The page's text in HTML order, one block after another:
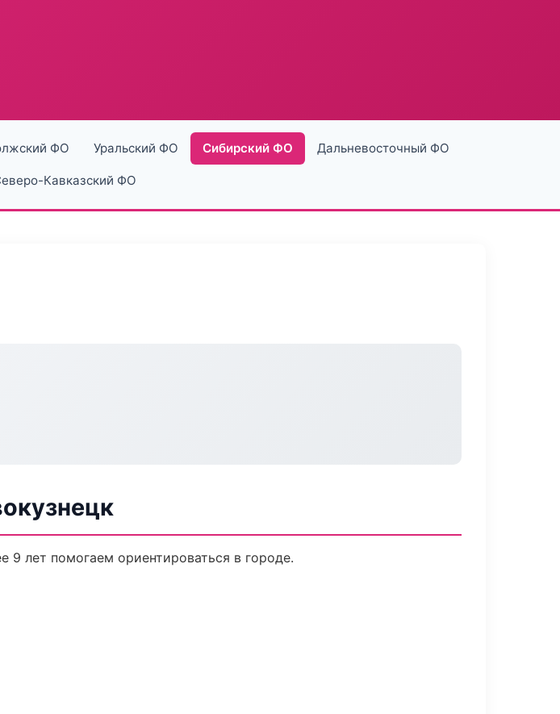
ФО Уральский ФО Сибирский ФО Дальневосточный ФО
Кавказский ФО
9 лет помогаем ориентироваться в городе.